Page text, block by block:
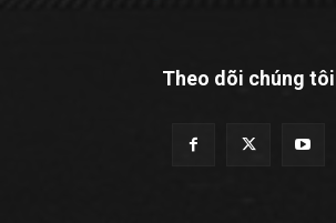
Theo dõi chúng tôi